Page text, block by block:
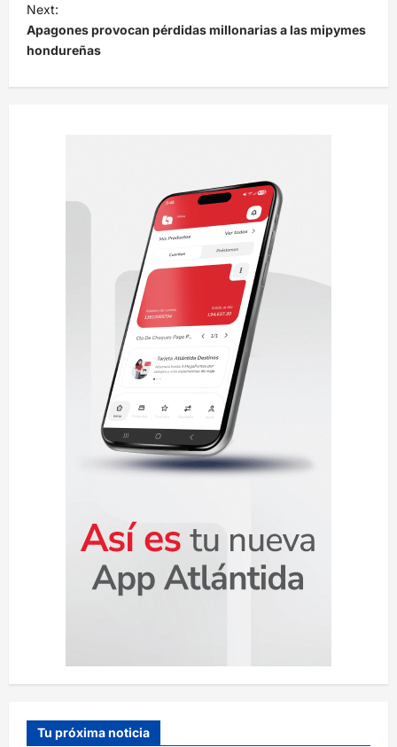
e
g
a
c
Next:
Apagones provocan pérdidas millonarias a las mipymes
hondureñas
Tu próxima noticia